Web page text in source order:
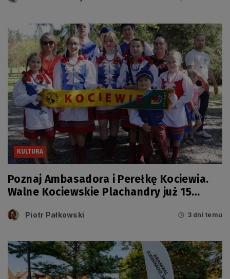
KULTURA
Poznaj Ambasadora i Perełkę Kociewia.
Walne Kociewskie Plachandry już 15
Piotr Pałkowski 3 dni temu